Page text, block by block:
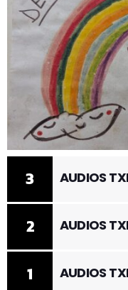
1 AUDIOS
2 AUDIOS
3 AUDIOS